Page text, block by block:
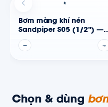
Bơm màng khí nén
Sandpiper S05 (1/2") —
Thân kim loại
—
→
Chọn & dùng